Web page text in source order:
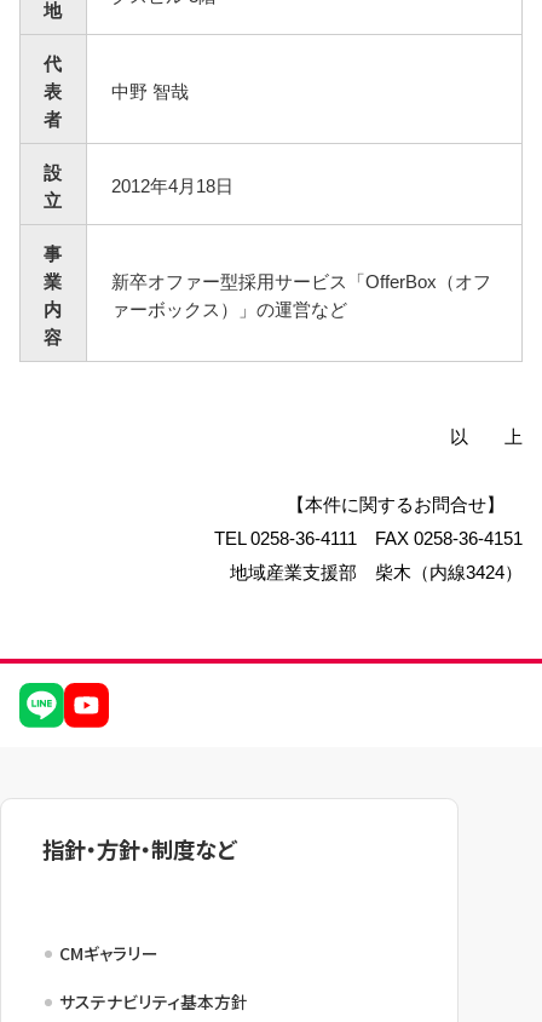
地
代
表
者
中野 智哉
設
立
2012年4月18日
事
業
内
容
新卒オファー型採用サービス「OfferBox（オフ
ァーボックス）」の運営など
以 上
【本件に関するお問合せ】
TEL 0258-36-4111 FAX 0258-36-4151
地域産業支援部 柴木（内線3424）
指針・方針・制度など
CMギャラリー
サステナビリティ基本方針